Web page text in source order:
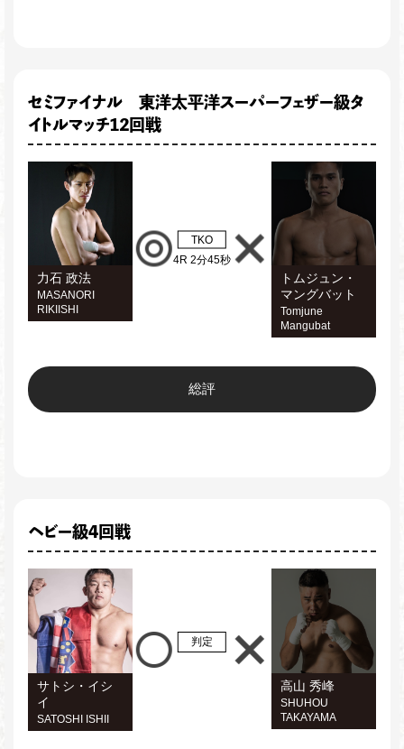
セミファイナル 東洋太平洋スーパーフェザー級タ
イトルマッチ12回戦
力石 政法
MASANORI
RIKIISHI
TKO
4R 2分45秒
トムジュン・
マングバット
Tomjune
Mangubat
総評
ヘビー級4回戦
サトシ・イシ
イ
SATOSHI ISHII
判定
高山 秀峰
SHUHOU
TAKAYAMA